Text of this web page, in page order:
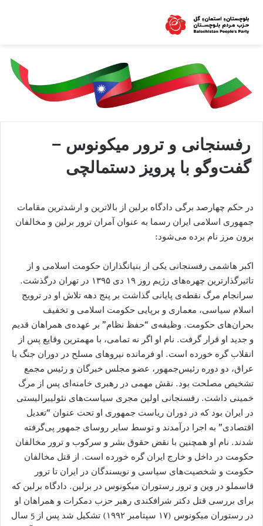
رفسنجانی و ترور میکونوس −
گفت‌‌وگو با پرویز دستمالچی
در حکم چهارصد برگی دادگاه برلین از بالاترین و ارشدترین مقامات
جمهوری اسلامی ایران رسما به عنوان آمران ترور برلین و مخالفان
برون مرز نام برده می‌شود:
اکبر هاشمی رفسنجانی یکی از بنیانگذاران حکومت اسلامی و از
تاثیرگذارترین چهره‌های رژیم روز ۱۹ دی ۱۳۹۵ در تهران درگذشت.
سرانجام مرگ نقطه‌ی پایانی گذاشت بر پنج دهه تلاش او در ترویج
اسلام سیاسی، معماری و برپایی حکومت اسلامی و تخفیف
بحران‌های حکومت. وظیفه‌ی “حفظ نظام” بر عهده‌ی همراهان قدیم
و جدید او قرار گرفت. نام او اگر نه تمامی، با مهمترین وقایع پس از
انقلاب گره خورده است. او فرمانده نیروهای مسلح در دوران جنگ با
عراق، دو دوره رئیس‌جمهور، عضو مجلس خبرگان و رئیس مجمع
تشخیص مصلحت بود. نقش مهمی در رهبری خامنه‌ای پس از مرگ
خمینی داشت. رفسنجانی اولین مجری سیاست‌های نئولیبرالیستی
در ایران بود که در دوران ریاست جمهوری او تحت عنوان “تعدیل
اقتصادی” به اجرا درآمدند و توسط سایر روسای جمهور پی‌گرفته‌
شدند. نام او همچنین با نقض حقوق بشر و سرکوب و ترور مخالفان
حکومت در داخل و خارج ایران گره خورده است. از قتل مخالفان
حکومت و شخصیت‌های سیاسی و نویسندگان در ایران تا ترور
قاسملو در وین و ترور رستوران میکونوس در برلین. دادگاه برلین که
برای بررسی قتل دکتر شرافکندی رهبر حزب دمکرات و همراهان او
در رستوران میکونوس (۱۷ سپتامبر ۱۹۹۲) تشکیل شد پس از 5 سال